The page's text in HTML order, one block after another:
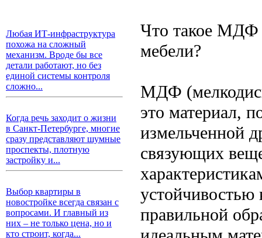
Любая ИТ-инфраструктура
похожа на сложный
механизм. Вроде бы все
детали работают, но без
единой системы контроля
сложно...
Когда речь заходит о жизни
в Санкт-Петербурге, многие
сразу представляют шумные
проспекты, плотную
застройку и...
Выбор квартиры в
новостройке всегда связан с
вопросами. И главный из
них – не только цена, но и
кто строит, когда...
Что такое МДФ
мебели?
МДФ
это материал,
измельченной
связующих
устойчивостью
правильной